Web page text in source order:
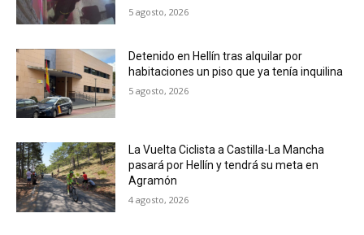
5 agosto, 2026
Detenido en Hellín tras alquilar por
habitaciones un piso que ya tenía inquilina
5 agosto, 2026
La Vuelta Ciclista a Castilla-La Mancha
pasará por Hellín y tendrá su meta en
Agramón
4 agosto, 2026